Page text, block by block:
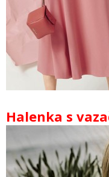
Halenka s